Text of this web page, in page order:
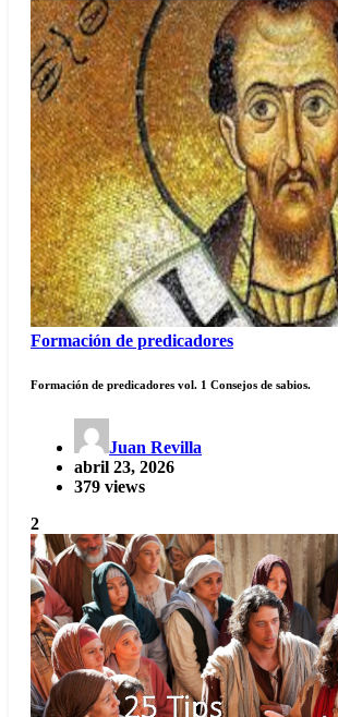
Formación de predicadores
Formación de predicadores vol. 1 Consejos de sabios.
Juan Revilla
abril 23, 2026
379 views
2